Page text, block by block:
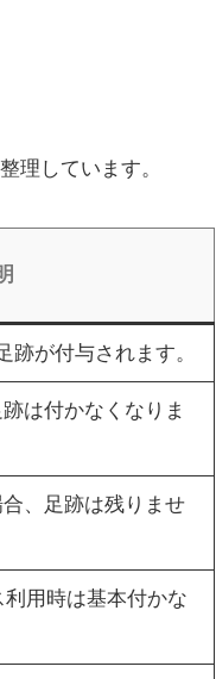
理しています。
が付与されます。
は付かなくなりま
、足跡は残りませ
用時は基本付かな